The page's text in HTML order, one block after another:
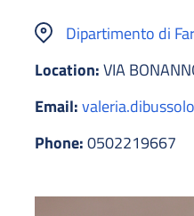
Dipartimento di
Location:VIA
Email:
Phone:0502219667